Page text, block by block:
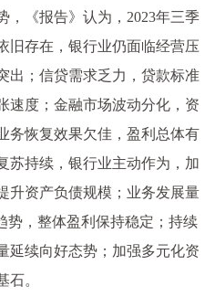
，《报告》认为，2023年三季
旧存在，银行业仍面临经营压
出；信贷需求乏力，贷款标准
速度；金融市场波动分化，资
务恢复效果欠佳，盈利总体有
苏持续，银行业主动作为，加
升资产负债规模；业务发展量
势，整体盈利保持稳定；持续
延续向好态势；加强多元化资
石。